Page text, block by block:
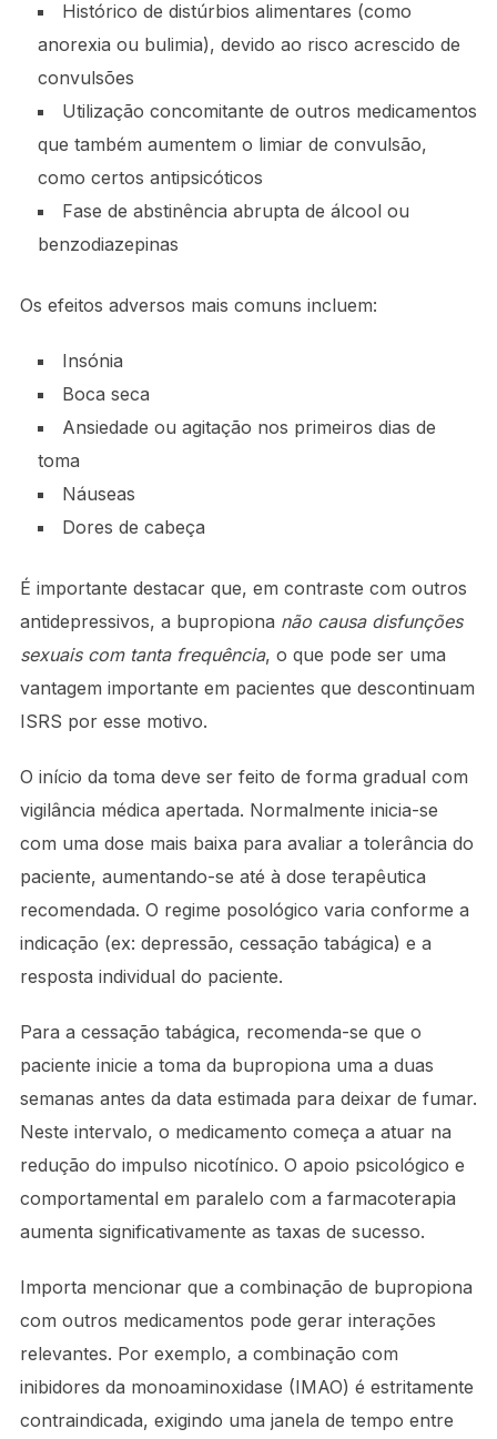
Histórico de distúrbios alimentares (como
anorexia ou bulimia), devido ao risco acrescido de
convulsões
Utilização concomitante de outros medicamentos
que também aumentem o limiar de convulsão,
como certos antipsicóticos
Fase de abstinência abrupta de álcool ou
benzodiazepinas
Os efeitos adversos mais comuns incluem:
Insónia
Boca seca
Ansiedade ou agitação nos primeiros dias de
toma
Náuseas
Dores de cabeça
É importante destacar que, em contraste com outros
antidepressivos, a bupropiona não causa disfunções
sexuais com tanta frequência, o que pode ser uma
vantagem importante em pacientes que descontinuam
ISRS por esse motivo.
O início da toma deve ser feito de forma gradual com
vigilância médica apertada. Normalmente inicia-se
com uma dose mais baixa para avaliar a tolerância do
paciente, aumentando-se até à dose terapêutica
recomendada. O regime posológico varia conforme a
indicação (ex: depressão, cessação tabágica) e a
resposta individual do paciente.
Para a cessação tabágica, recomenda-se que o
paciente inicie a toma da bupropiona uma a duas
semanas antes da data estimada para deixar de fumar.
Neste intervalo, o medicamento começa a atuar na
redução do impulso nicotínico. O apoio psicológico e
comportamental em paralelo com a farmacoterapia
aumenta significativamente as taxas de sucesso.
Importa mencionar que a combinação de bupropiona
com outros medicamentos pode gerar interações
relevantes. Por exemplo, a combinação com
inibidores da monoaminoxidase (IMAO) é estritamente
contraindicada, exigindo uma janela de tempo entre